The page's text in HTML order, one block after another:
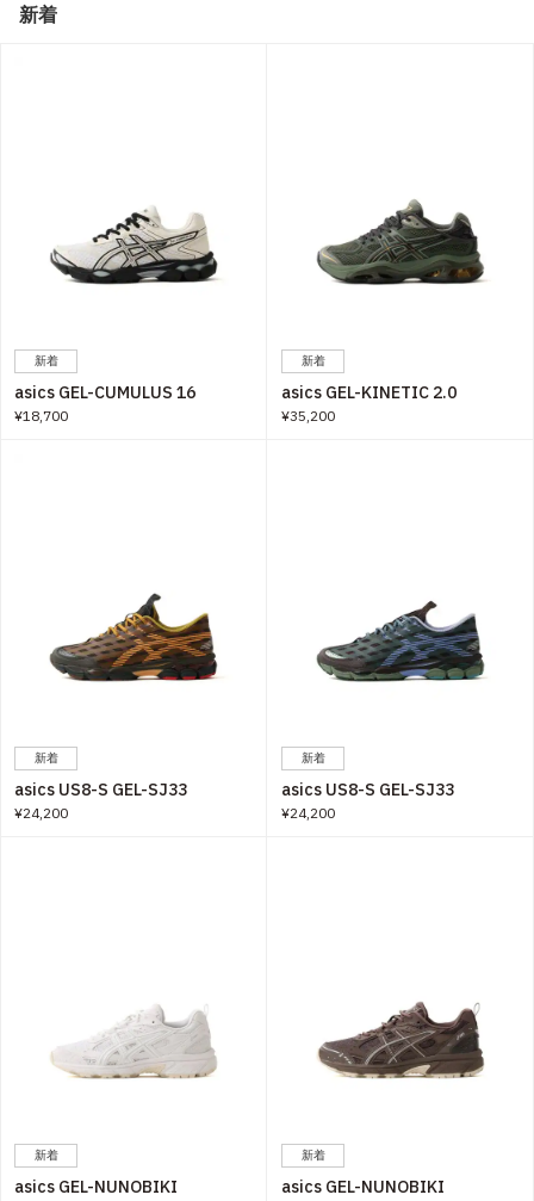
新着
新着
asics GEL-CUMULUS 16
¥18,700
新着
asics GEL-KINETIC 2.0
¥35,200
新着
asics US8-S GEL-SJ33
¥24,200
新着
asics US8-S GEL-SJ33
¥24,200
新着
asics GEL-NUNOBIKI
新着
asics GEL-NUNOBIKI